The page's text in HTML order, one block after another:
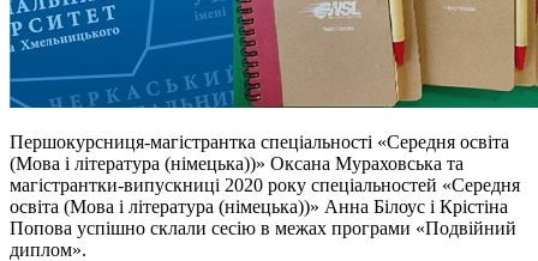
Першокурсниця-магістрантка спеціальності «Середня освіта
(Мова і література (німецька))» Оксана Мураховська та
магістрантки-випускниці 2020 року спеціальностей «Середня
освіта (Мова і література (німецька))» Анна Білоус і Крістіна
Попова успішно склали сесію в межах програми «Подвійний
диплом».